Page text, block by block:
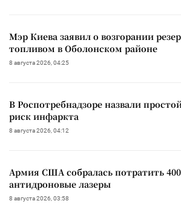
Мэр Киева заявил о возгорании
топливом в Оболонском районе
8 августа 2026, 04:25
В Роспотребнадзоре назвали
риск инфаркта
8 августа 2026, 04:12
Армия США собралась потратить
антидроновые лазеры
8 августа 2026, 03:58